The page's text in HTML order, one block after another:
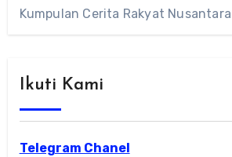
Kumpulan Cerita Rakyat
Ikuti Kami
Telegram Chanel